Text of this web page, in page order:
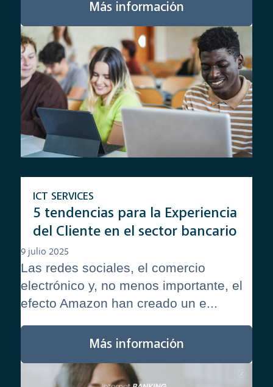
Más información
5 tendencias para la Experiencia
del Cliente en el sector bancario
ICT SERVICES
9 julio 2025
Las redes sociales, el comercio
electrónico y, no menos importante, el
efecto Amazon han creado un e...
Más información